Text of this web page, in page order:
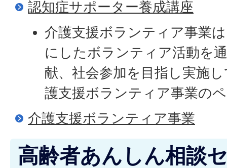
認知症サポーター養成講座
介護支援ボランティア事業
にしたボランティア活動を
献、社会参加を目指し実施
護支援ボランティア事業の
介護支援ボランティア事業
高齢者あんしん相談